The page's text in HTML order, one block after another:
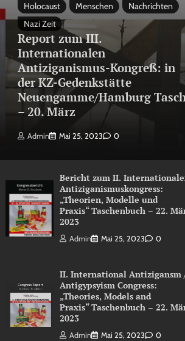
Holocaust
Menschen
Nachrichten
Nazi Zeit
Report zum III.
Internationalen
Antiziganismus-Kongreß: in
der KZ-Gedenkstätte
Neuengamme/Hamburg
– 20. März
Admin Mai 25, 2023 0
Bericht zum II.
Antiziganismuskongress:
„Theorien, Modelle und
Praxis“ Taschenbuch – 22.
2023
Admin Mai 25, 2023 0
II. International Antizigansm
Antigypsyism Congress:
„Theories, Models and
Praxis“ Taschenbuch – 22.
2023
Admin Mai 25, 2023 0